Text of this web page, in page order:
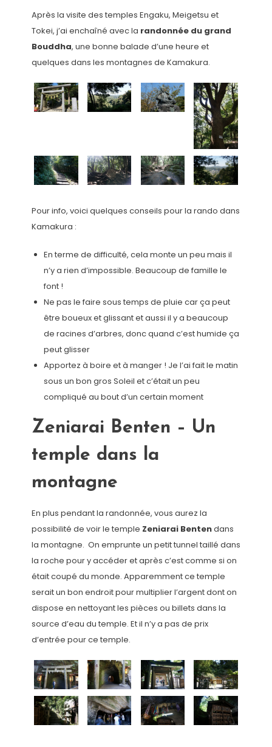
Après la visite des temples Engaku, Meigetsu et
Tokei, j’ai enchaîné avec la randonnée du grand
Bouddha, une bonne balade d’une heure et
quelques dans les montagnes de Kamakura.
Pour info, voici quelques conseils pour la rando dans
Kamakura :
En terme de difficulté, cela monte un peu mais il
n’y a rien d’impossible. Beaucoup de famille le
font !
Ne pas le faire sous temps de pluie car ça peut
être boueux et glissant et aussi il y a beaucoup
de racines d’arbres, donc quand c’est humide ça
peut glisser
Apportez à boire et à manger ! Je l’ai fait le matin
sous un bon gros Soleil et c’était un peu
compliqué au bout d’un certain moment
Zeniarai Benten – Un
temple dans la
montagne
En plus pendant la randonnée, vous aurez la
possibilité de voir le temple Zeniarai Bentendans
la montagne. On emprunte un petit tunnel taillé dans
la roche pour y accéder et après c’est comme si on
était coupé du monde. Apparemment ce temple
serait un bon endroit pour multiplier l’argent dont on
dispose en nettoyant les pièces ou billets dans la
source d’eau du temple. Et il n’y a pas de prix
d’entrée pour ce temple.